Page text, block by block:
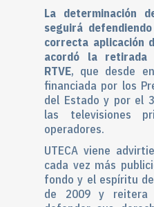
La determinación
seguirá
correcta aplicación
acordó la
RTVE, que desde
financiada por los
del Estado y por el
las televisiones
operadores.
UTECA viene
cada vez más
fondo y el espíritu
de 2009 y reitera